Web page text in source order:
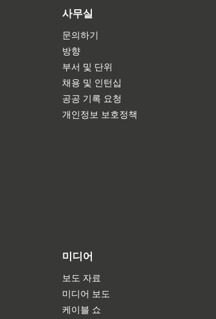
사무실
문의하기
방향
부서 및 단위
채용 및 인턴십
공공 기록 요청
개인정보 보호정책
미디어
보도 자료
미디어 보도
케이블 쇼